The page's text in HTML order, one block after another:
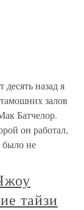
назад я
залов
Батчелор.
он работал,
было не
тайзи